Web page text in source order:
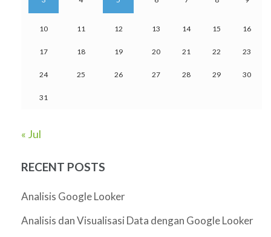
10 11 12 13 14 15 16
17 18 19 20 21 22 23
24 25 26 27 28 29 30
31
« Jul
RECENT POSTS
Analisis Google Looker
Analisis dan Visualisasi Data dengan Google Looker